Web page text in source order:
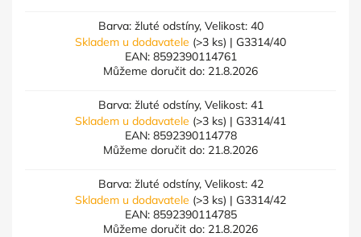
Barva: žluté odstíny, Velikost: 40
Skladem u dodavatele (>3 ks) | G3314/40
EAN: 8592390114761
Můžeme doručit do: 21.8.2026
Barva: žluté odstíny, Velikost: 41
Skladem u dodavatele (>3 ks) | G3314/41
EAN: 8592390114778
Můžeme doručit do: 21.8.2026
Barva: žluté odstíny, Velikost: 42
Skladem u dodavatele (>3 ks) | G3314/42
EAN: 8592390114785
Můžeme doručit do: 21.8.2026